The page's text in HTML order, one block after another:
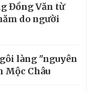
Đồng Văn từ
do người
làng "nguyên
Mộc Châu